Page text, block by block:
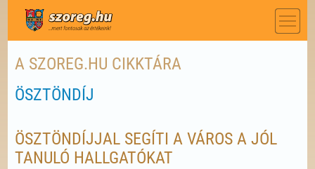
A SZOREG.HU CIKKTÁRA
ÖSZTÖNDÍJ
ÖSZTÖNDÍJJAL SEGÍTI A VÁROS A JÓL
TANULÓ HALLGATÓKAT